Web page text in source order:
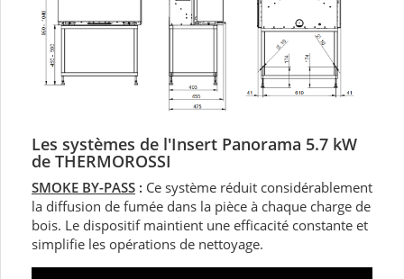
Les systèmes de l'Insert Panorama 5.7 kW
de THERMOROSSI
SMOKE BY-PASS : Ce système réduit considérablement
la diffusion de fumée dans la pièce à chaque charge de
bois. Le dispositif maintient une efficacité constante et
simplifie les opérations de nettoyage.